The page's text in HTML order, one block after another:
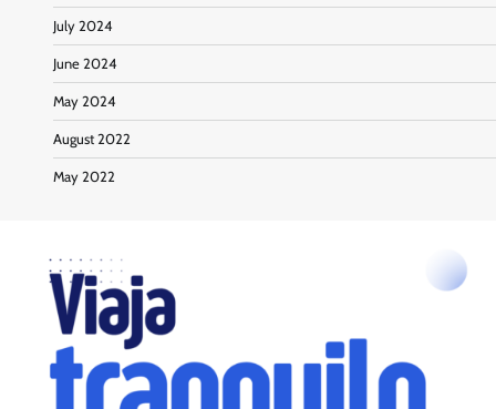
July 2024
June 2024
May 2024
August 2022
May 2022